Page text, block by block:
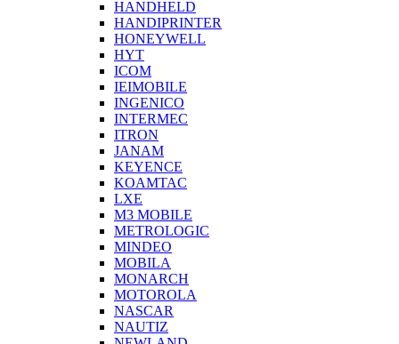
HANDHELD
HANDIPRINTER
HONEYWELL
HYT
ICOM
IEIMOBILE
INGENICO
INTERMEC
ITRON
JANAM
KEYENCE
KOAMTAC
LXE
M3 MOBILE
METROLOGIC
MINDEO
MOBILA
MONARCH
MOTOROLA
NASCAR
NAUTIZ